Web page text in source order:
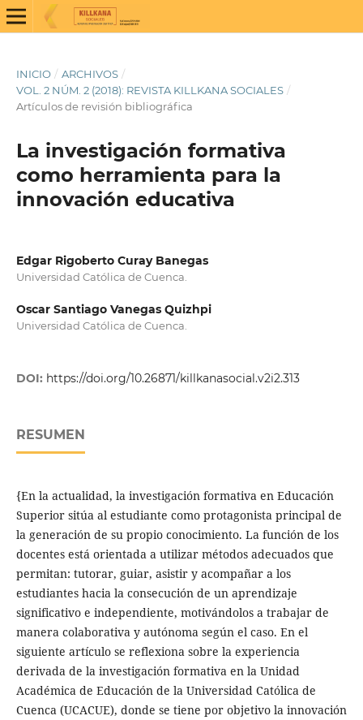
INICIO / ARCHIVOS /
VOL. 2 NÚM. 2 (2018): REVISTA KILLKANA SOCIALES /
Artículos de revisión bibliográfica
La investigación formativa
como herramienta para la
innovación educativa
Edgar Rigoberto Curay Banegas
Universidad Católica de Cuenca.
Oscar Santiago Vanegas Quizhpi
Universidad Católica de Cuenca.
DOI: https://doi.org/10.26871/killkanasocial.v2i2.313
RESUMEN
{En la actualidad, la investigación formativa en Educación
Superior sitúa al estudiante como protagonista principal de
la generación de su propio conocimiento. La función de los
docentes está orientada a utilizar métodos adecuados que
permitan: tutorar, guiar, asistir y acompañar a los
estudiantes hacia la consecución de un aprendizaje
significativo e independiente, motivándolos a trabajar de
manera colaborativa y autónoma según el caso. En el
siguiente artículo se reflexiona sobre la experiencia
derivada de la investigación formativa en la Unidad
Académica de Educación de la Universidad Católica de
Cuenca (UCACUE), donde se tiene por objetivo la innovación